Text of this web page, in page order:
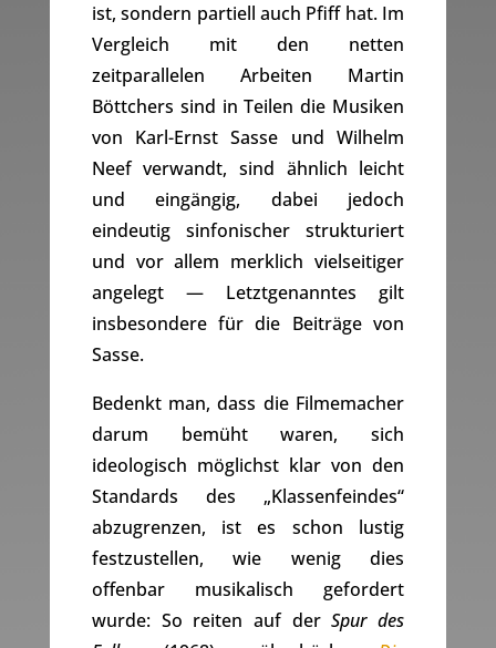
ist, sondern partiell auch Pfiff hat. Im
Vergleich mit den netten
zeitparallelen Arbeiten Martin
Böttchers sind in Teilen die Musiken
von Karl-Ernst Sasse und Wilhelm
Neef verwandt, sind ähnlich leicht
und eingängig, dabei jedoch
eindeutig sinfonischer strukturiert
und vor allem merklich vielseitiger
angelegt — Letztgenanntes gilt
insbesondere für die Beiträge von
Sasse.
Bedenkt man, dass die Filmemacher
darum bemüht waren, sich
ideologisch möglichst klar von den
Standards des „Klassenfeindes“
abzugrenzen, ist es schon lustig
festzustellen, wie wenig dies
offenbar musikalisch gefordert
wurde: So reiten auf derSpur des